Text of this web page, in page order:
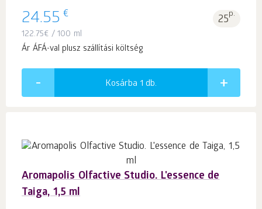
24.55 € 25p.
122.75€ / 100 ml
Ár ÁFÁ-val plusz szállítási költség
Kosárba 1 db.
Aromapolis Olfactive Studio. L'essence de
Taiga, 1,5 ml